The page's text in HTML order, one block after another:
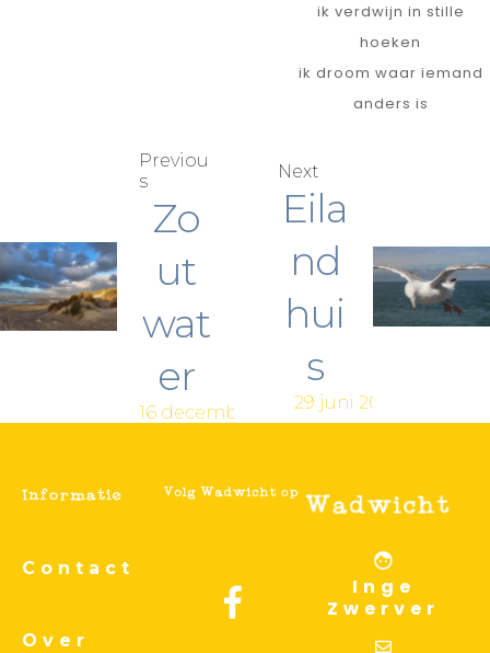
ik verdwijn in stille
hoeken
ik droom waar iemand
anders is
Previou
s
Zo
ut
wat
er
16 december 2024
Next
Eila
nd
hui
s
29 juni 2024
Contact
Over
Inge
Zwerver